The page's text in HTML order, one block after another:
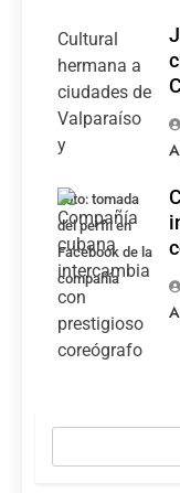
Foto: tomada
del perfil en
Facebook de la
compañía